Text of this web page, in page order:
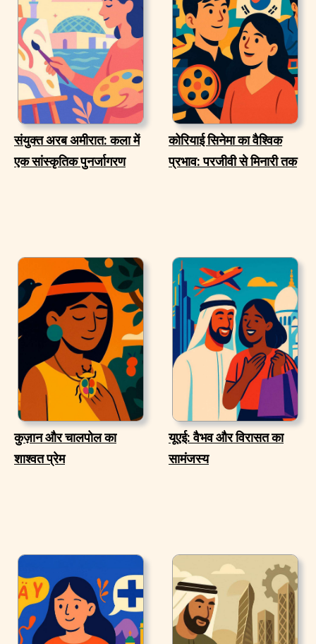
संयुक्त अरब अमीरात: कला में
एक सांस्कृतिक पुनर्जागरण
कोरियाई सिनेमा का वैश्विक
प्रभाव: परजीवी से मिनारी तक
कुज़ान और चालपोल का
शाश्वत प्रेम
यूएई: वैभव और विरासत का
सामंजस्य